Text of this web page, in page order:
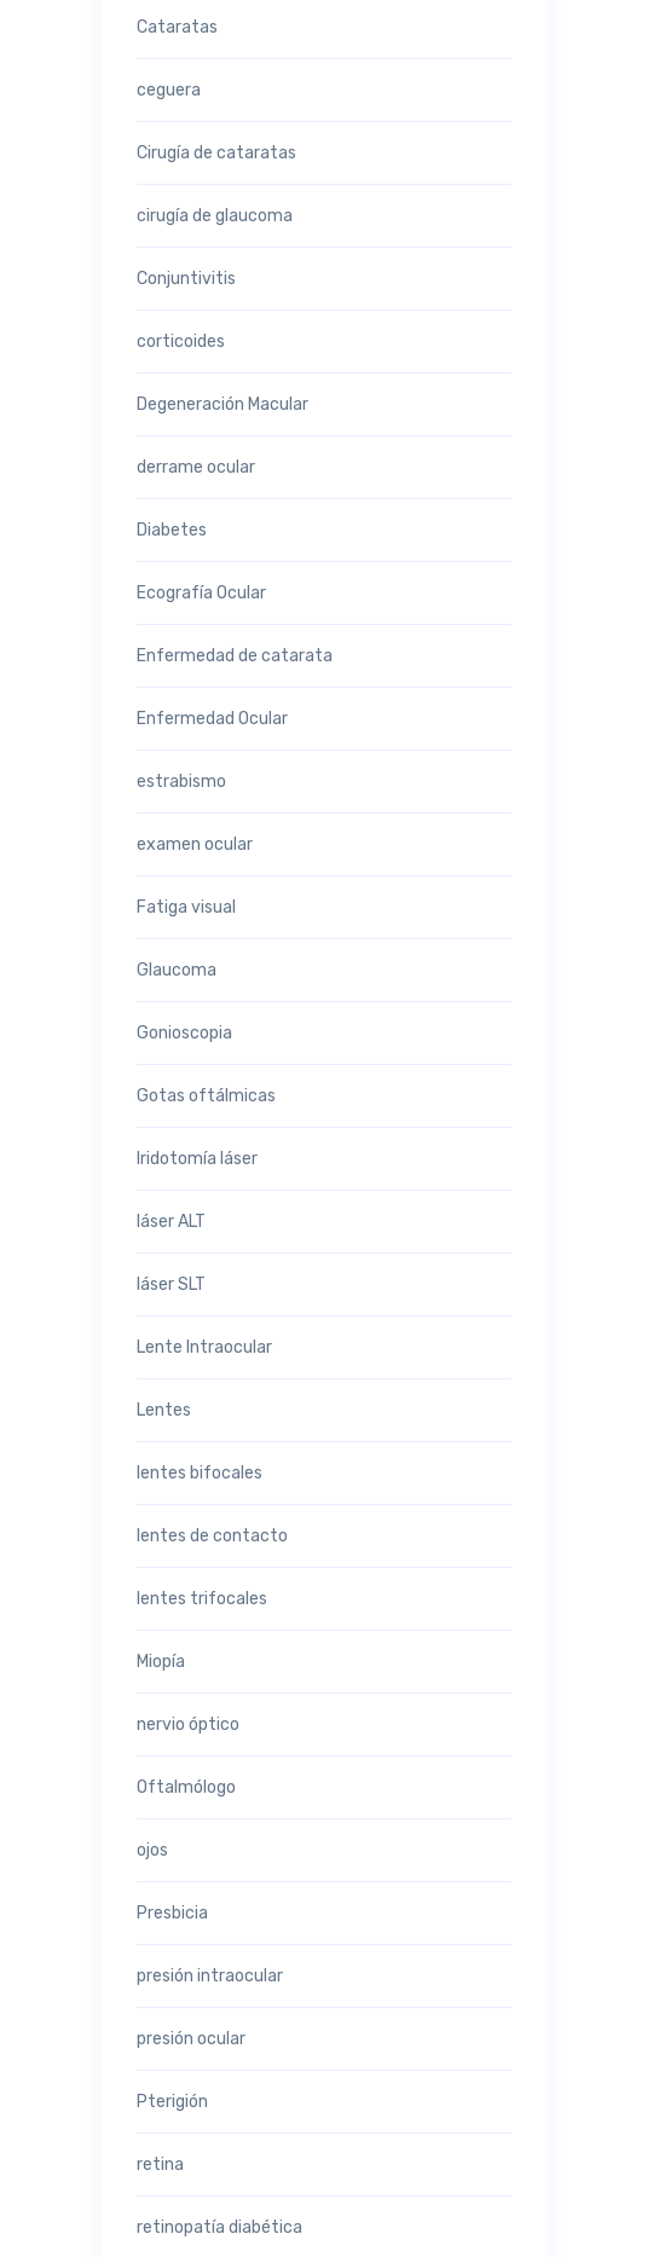
Cataratas
ceguera
Cirugía de cataratas
cirugía de glaucoma
Conjuntivitis
corticoides
Degeneración Macular
derrame ocular
Diabetes
Ecografía Ocular
Enfermedad de catarata
Enfermedad Ocular
estrabismo
examen ocular
Fatiga visual
Glaucoma
Gonioscopia
Gotas oftálmicas
Iridotomía láser
láser ALT
láser SLT
Lente Intraocular
Lentes
lentes bifocales
lentes de contacto
lentes trifocales
Miopía
nervio óptico
Oftalmólogo
ojos
Presbicia
presión intraocular
presión ocular
Pterigión
retina
retinopatía diabética